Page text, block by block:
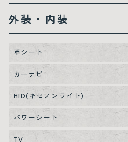
外装・内装
革シート
カーナビ
HID(キセノンライト)
パワーシート
TV